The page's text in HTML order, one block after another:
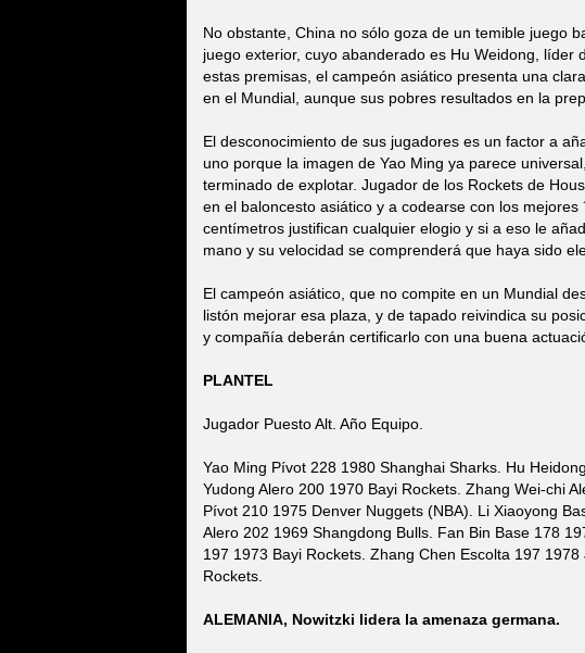
No obstante, China no sólo goza de un temible juego
juego exterior, cuyo abanderado es Hu Weidong, líder
estas premisas, el campeón asiático presenta una
en el Mundial, aunque sus pobres resultados en la
El desconocimiento de sus jugadores es un factor a
uno porque la imagen de Yao Ming ya parece
terminado de explotar. Jugador de los Rockets de
en el baloncesto asiático y a codearse con los mejores
centímetros justifican cualquier elogio y si a eso le
mano y su velocidad se comprenderá que haya sido
El campeón asiático, que no compite en un Mundial
listón mejorar esa plaza, y de tapado reivindica su
y compañía deberán certificarlo con una buena
PLANTEL
Jugador Puesto Alt. Año Equipo.
Yao Ming Pívot 228 1980 Shanghai Sharks. Hu
Yudong Alero 200 1970 Bayi Rockets. Zhang Wei-chi
Pívot 210 1975 Denver Nuggets (NBA). Li Xiaoyong
Alero 202 1969 Shangdong Bulls. Fan Bin Base 178
197 1973 Bayi Rockets. Zhang Chen Escolta 197
Rockets.
ALEMANIA, Nowitzki lidera la amenaza germana.